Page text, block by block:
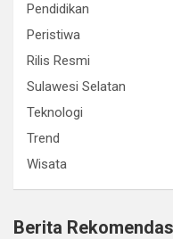
Pendidikan
Peristiwa
Rilis Resmi
Sulawesi Selatan
Teknologi
Trend
Wisata
Berita